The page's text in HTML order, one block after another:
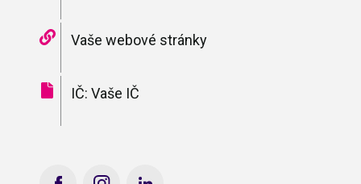
Vaše webové stránky
IČ: Vaše IČ